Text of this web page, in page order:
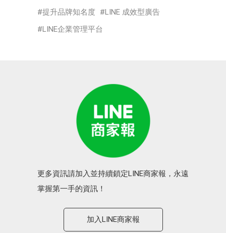
提升品牌知名度
LINE 成效型廣告
LINE企業管理平台
更多資訊請加入並持續鎖定LINE商家報，永遠
掌握第一手的資訊！
加入LINE商家報